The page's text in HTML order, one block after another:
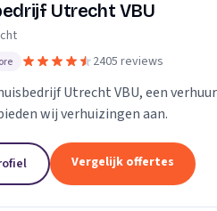
Utrecht VBU
2405 reviews
Utrecht VBU, een
wij verhuizingen aan.
Vergelijk offertes